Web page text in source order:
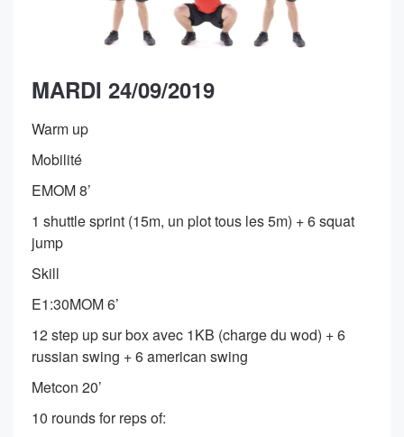
MARDI 24/09/2019
Warm up
Mobilité
EMOM 8’
1 shuttle sprint (15m, un plot tous les 5m) + 6 squat
jump
Skill
E1:30MOM 6’
12 step up sur box avec 1KB (charge du wod) + 6
russian swing + 6 american swing
Metcon 20’
10 rounds for reps of: